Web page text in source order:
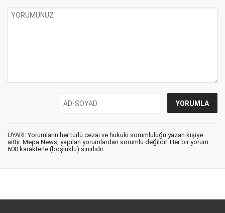
UYARI: Yorumların her türlü cezai ve hukuki sorumluluğu yazan kişiye
aittir. Mepa News, yapılan yorumlardan sorumlu değildir. Her bir yorum
600 karakterle (boşluklu) sınırlıdır.